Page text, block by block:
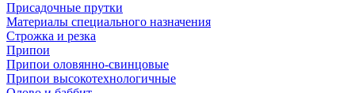
Присадочные прутки
Материалы специального назначения
Строжка и резка
Припои
Припои оловянно-свинцовые
Припои высокотехнологичные